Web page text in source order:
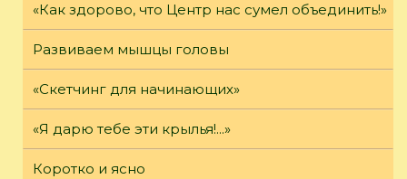
«Как здорово, что Центр нас сумел объединить!»
Развиваем мышцы головы
«Скетчинг для начинающих»
«Я дарю тебе эти крылья!...»
Коротко и ясно